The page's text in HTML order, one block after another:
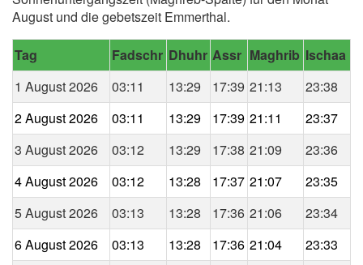
August und die gebetszeit Emmerthal.
Tag Fadschr Dhuhr Assr Maghrib Ischaa
1 August 2026
03:11 13:29 17:39 21:13
23:38
2 August 2026
03:11 13:29 17:39 21:11
23:37
3 August 2026
03:12 13:29 17:38 21:09
23:36
4 August 2026
03:12 13:28 17:37 21:07
23:35
5 August 2026
03:13 13:28 17:36 21:06
23:34
6 August 2026
03:13 13:28 17:36 21:04
23:33